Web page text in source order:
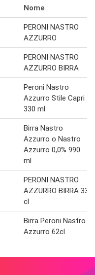
Nome
PERONI NASTRO
AZZURRO
PERONI NASTRO
AZZURRO BIRRA
Peroni Nastro
Azzurro Stile Capri
330 ml
Birra Nastro
Azzurro o Nastro
Azzurro 0,0% 990
ml
PERONI NASTRO
AZZURRO BIRRA 33
cl
Birra Peroni Nastro
Azzurro 62cl